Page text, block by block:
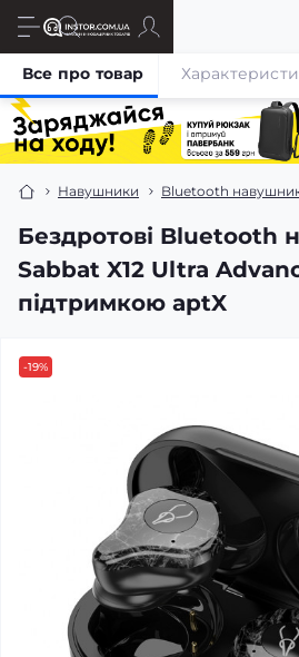
Навушники Bluetooth
Бездротові Bluetooth
Sabbat X12 Ultra
підтримкою aptX
Все про товар
-19%